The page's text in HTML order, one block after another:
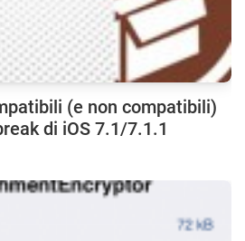
(e non compatibili)
di iOS 7.1/7.1.1